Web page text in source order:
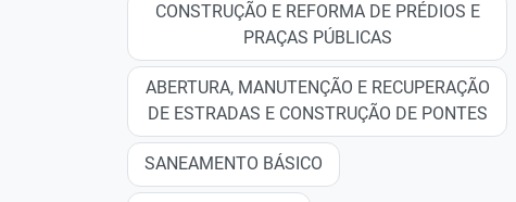
CONSTRUÇÃO E REFORMA DE PRÉDIOS E
PRAÇAS PÚBLICAS
ABERTURA, MANUTENÇÃO E RECUPERAÇÃO
DE ESTRADAS E CONSTRUÇÃO DE PONTES
SANEAMENTO BÁSICO